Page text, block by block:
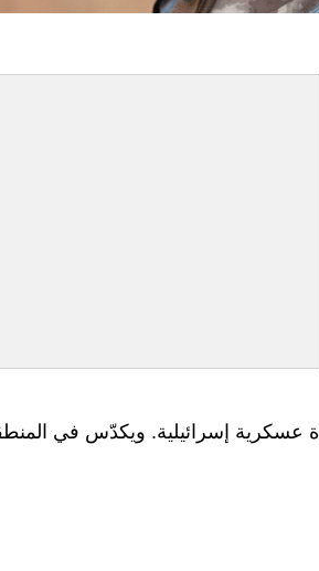
عسكرية إسرائيلية. ويكدّس في